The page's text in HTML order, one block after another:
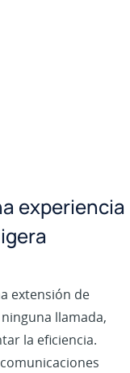
experiencia
extensión de
llamada,
la eficiencia.